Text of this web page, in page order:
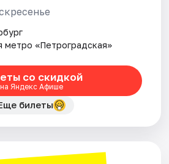
метро «Петроградская»
со скидкой
на Яндекс Афише
билеты